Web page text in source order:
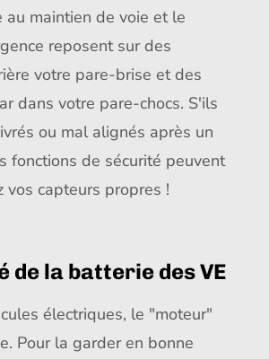
au maintien de voie et le
reposent sur des
votre pare-brise et des
dans votre pare-chocs. S'ils
ou mal alignés après un
fonctions de sécurité peuvent
vos capteurs propres !
de la batterie des VE
électriques, le "moteur"
Pour la garder en bonne